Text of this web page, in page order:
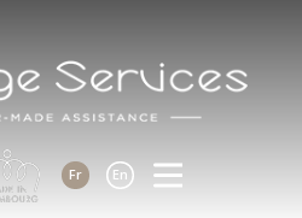
Fr En